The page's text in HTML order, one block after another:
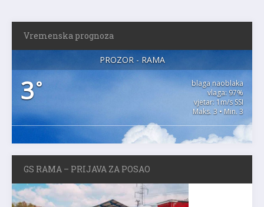
Vremenska prognoza
PROZOR - RAMA
3°
blaga naoblaka
vlaga: 97%
vjetar: 1m/s SSI
Maks. 3 • Min. 3
GS RAMA – PRIJAVA ZA POSAO